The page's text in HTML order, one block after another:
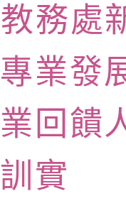
大學辦理
學校輔導
研究院中
政策研討
勢與發展
民及學前
育局辦理
習實施計
新北場」
師範大學
習中心
」招生簡
成功大學
台-教案
學前教
19疫苗接
利署委託
務處
業發
回饋
訓實